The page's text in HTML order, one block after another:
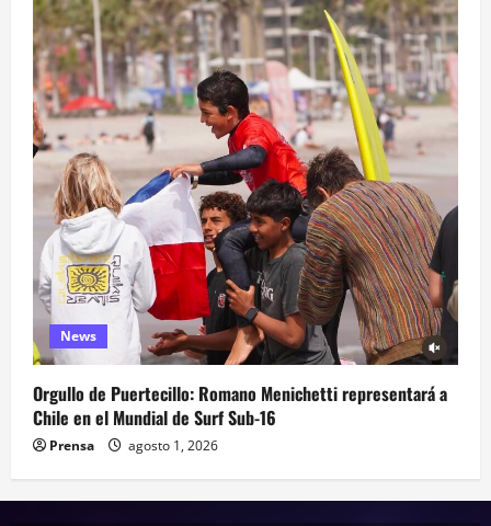
News
Orgullo de Puertecillo: Romano Menichetti representará a
Chile en el Mundial de Surf Sub-16
Prensa agosto 1, 2026